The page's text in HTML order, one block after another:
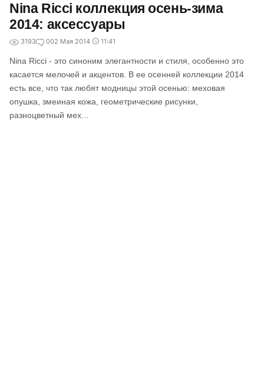
Nina Ricci коллекция осень-зима
2014: аксессуары
3193 002 Мая 2014 11:41
Nina Ricci - это синоним элегантности и стиля, особенно это
касается мелочей и акцентов. В ее осенней коллекции 2014
есть все, что так любят модницы этой осенью: меховая
опушка, змеиная кожа, геометрические рисунки,
разноцветный мех...